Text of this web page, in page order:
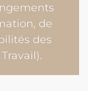
de
des